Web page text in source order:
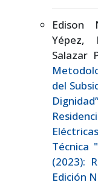
Edison
Yépez,
Salazar
del
Técnica
(2023):
Edición